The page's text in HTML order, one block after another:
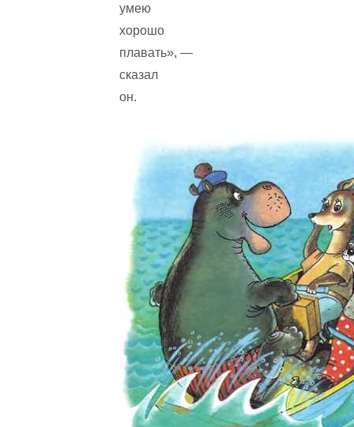
умею
хорошо
плавать», —
сказал
он.